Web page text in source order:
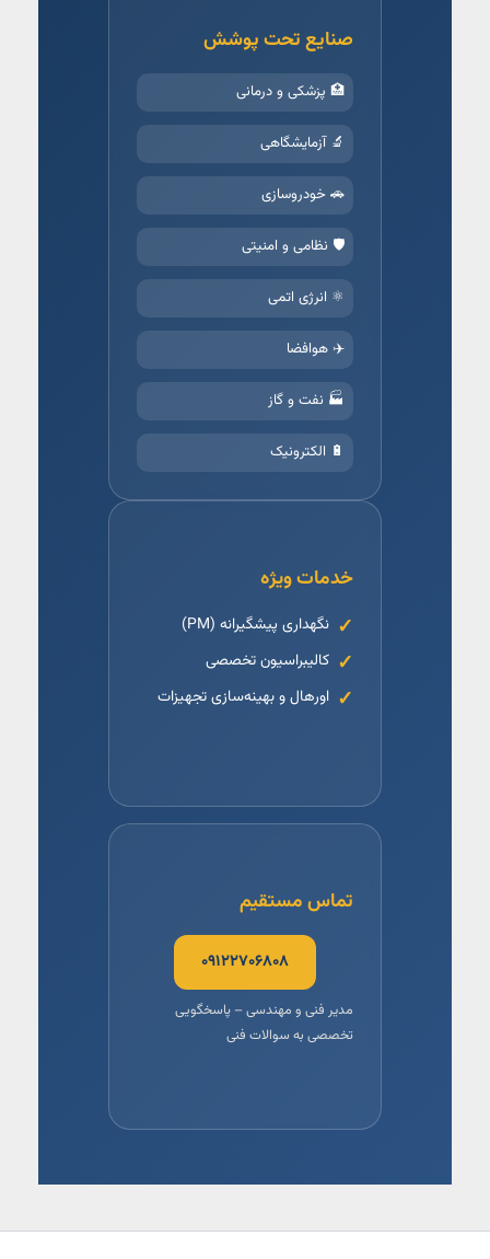
صنایع تحت پوشش
🏥 پزشکی و درمانی
🔬 آزمایشگاهی
🚗 خودروسازی
🛡️ نظامی و امنیتی
⚛️ انرژی اتمی
✈️ هوافضا
🏭 نفت و گاز
🔋 الکترونیک
خدمات ویژه
نگهداری پیشگیرانه (PM)
کالیبراسیون تخصصی
اورهال و بهینه‌سازی تجهیزات
تماس مستقیم
۰۹۱۲۲۷۰۶۸۰۸
مدیر فنی و مهندسی – پاسخگویی
تخصصی به سوالات فنی